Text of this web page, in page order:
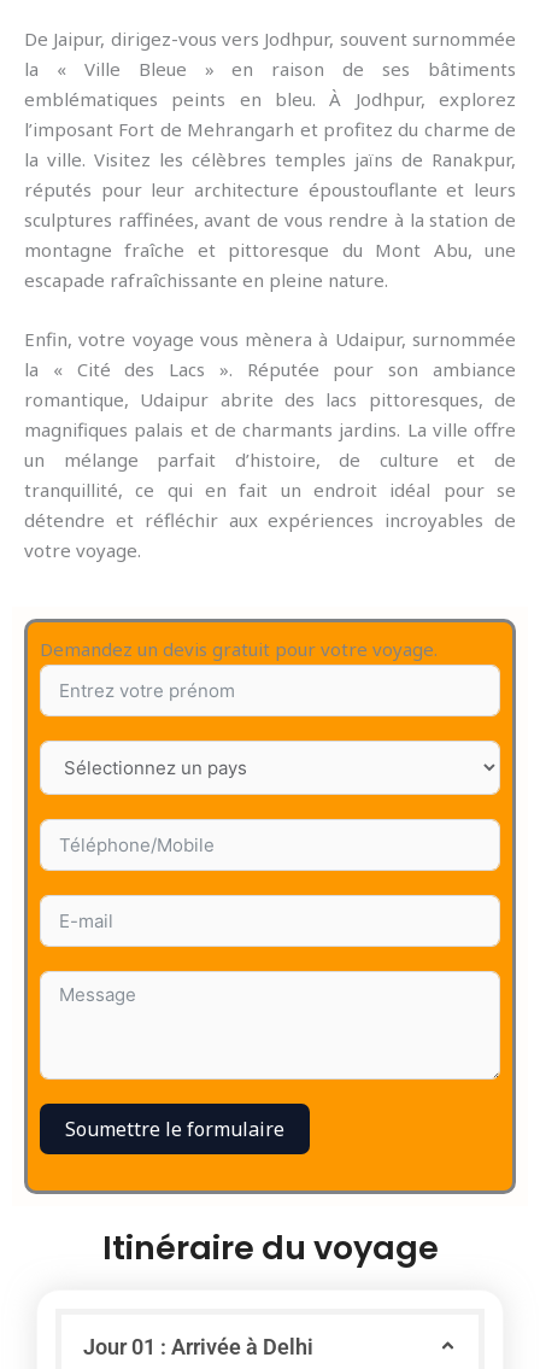
De Jaipur, dirigez-vous vers Jodhpur, souvent surnommée
la « Ville Bleue » en raison de ses bâtiments
emblématiques peints en bleu. À Jodhpur, explorez
l’imposant Fort de Mehrangarh et profitez du charme de
la ville. Visitez les célèbres temples jaïns de Ranakpur,
réputés pour leur architecture époustouflante et leurs
sculptures raffinées, avant de vous rendre à la station de
montagne fraîche et pittoresque du Mont Abu, une
escapade rafraîchissante en pleine nature.
Enfin, votre voyage vous mènera à Udaipur, surnommée
la « Cité des Lacs ». Réputée pour son ambiance
romantique, Udaipur abrite des lacs pittoresques, de
magnifiques palais et de charmants jardins. La ville offre
un mélange parfait d’histoire, de culture et de
tranquillité, ce qui en fait un endroit idéal pour se
détendre et réfléchir aux expériences incroyables de
votre voyage.
Demandez un devis gratuit pour votre voyage.
Soumettre le formulaire
Itinéraire du voyage
Jour 01 : Arrivée à Delhi